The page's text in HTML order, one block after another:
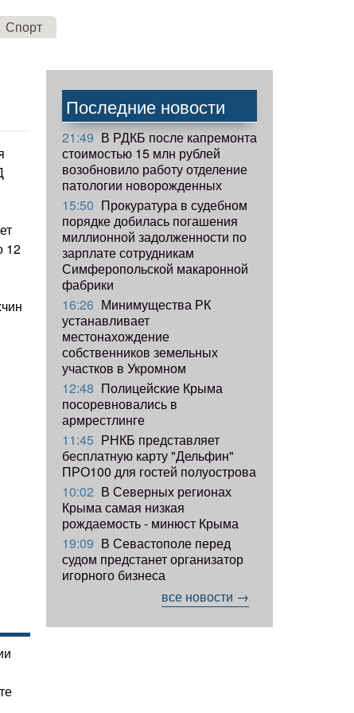
Спорт
12
Последние новости
21:49 В РДКБ после капремонта
стоимостью 15 млн рублей
возобновило работу отделение
патологии новорожденных
15:50 Прокуратура в судебном
порядке добилась погашения
миллионной задолженности по
зарплате сотрудникам
Симферопольской макаронной
фабрики
16:26 Минимущества РК
устанавливает
местонахождение
собственников земельных
участков в Укромном
12:48 Полицейские Крыма
посоревновались в
армрестлинге
11:45 РНКБ представляет
бесплатную карту "Дельфин"
ПРО100 для гостей полуострова
10:02 В Северных регионах
Крыма самая низкая
рождаемость - минюст Крыма
19:09 В Севастополе перед
судом предстанет организатор
игорного бизнеса
все новости →